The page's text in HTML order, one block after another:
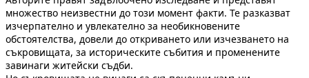
множество неизвестни до този момент факти. Те разказват
изчерпателно и увлекателно за необикновените
обстоятелства, довели до откриването или изчезването на
съкровищата, за историческите събития и променените
завинаги житейски съдби.